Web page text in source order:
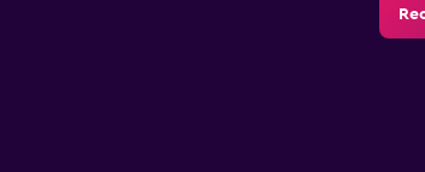
Voir